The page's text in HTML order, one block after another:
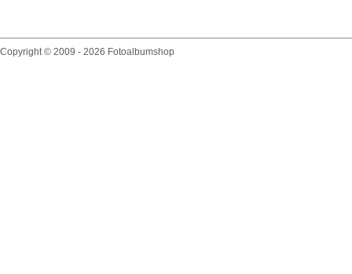
Copyright © 2009 - 2026 Fotoalbumshop